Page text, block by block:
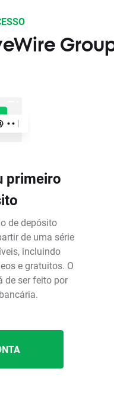
primeiro
de depósito
de uma série
incluindo
e gratuitos. O
de ser feito por